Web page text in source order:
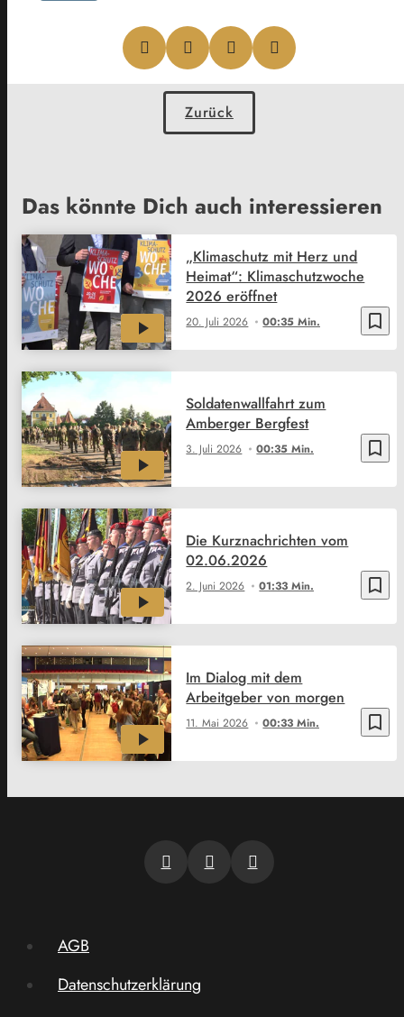
Zurück
Das könnte Dich auch interessieren
bookmark_border
20. Juli 2026 00:35 Min.
„Klimaschutz mit Herz und
Heimat“: Klimaschutzwoche
2026 eröffnet
bookmark_border
3. Juli 2026 00:35 Min.
Soldatenwallfahrt zum
Amberger Bergfest
bookmark_border
2. Juni 2026 01:33 Min.
Die Kurznachrichten vom
02.06.2026
bookmark_border
11. Mai 2026 00:33 Min.
Im Dialog mit dem
Arbeitgeber von morgen
AGB
Datenschutzerklärung